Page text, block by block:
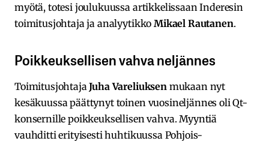
myötä, totesi joulukuussa artikkelissaan Inderesin
toimitusjohtaja ja analyytikkoMikael Rautanen.
Poikkeuksellisen vahva neljännes
ToimitusjohtajaJuha Vareliuksen mukaan nyt
kesäkuussa päättynyt toinen vuosineljännes oli Qt-
konsernille poikkeuksellisen vahva. Myyntiä
vauhditti erityisesti huhtikuussa Pohjois-